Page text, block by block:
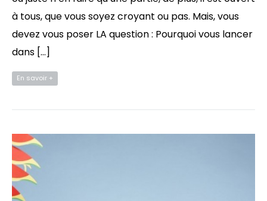
à tous, que vous soyez croyant ou pas. Mais, vous
devez vous poser LA question : Pourquoi vous lancer
dans […]
En savoir +